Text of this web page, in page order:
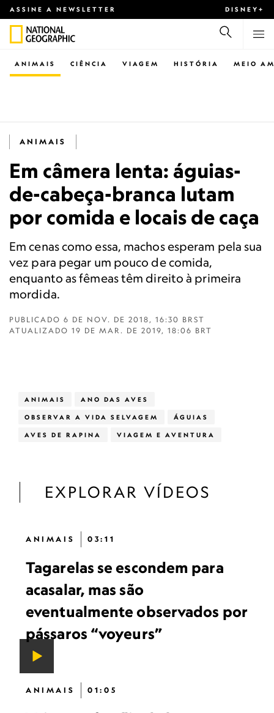
ASSINE A NEWSLETTER DISNEY+
CIÊNCIA VIAGEM
ANIMAIS HISTÓRIA MEIO
ANIMAIS
Em câmera lenta: águias-
de-cabeça-branca lutam
por comida e locais de caça
Em cenas como essa, machos esperam pela sua
vez para pegar um pouco de comida,
enquanto as fêmeas têm direito à primeira
mordida.
PUBLICADO 6 DE NOV. DE 2018, 16:30 BRST
ATUALIZADO 19 DE MAR. DE 2019, 18:06 BRT
ANIMAIS ANO DAS AVES
OBSERVAR A VIDA SELVAGEM ÁGUIAS
AVES DE RAPINA VIAGEM E AVENTURA
EXPLORAR VÍDEOS
ANIMAIS 03:11
Tagarelas se escondem para
acasalar, mas são
eventualmente observados por
pássaros “voyeurs”
ANIMAIS 01:05